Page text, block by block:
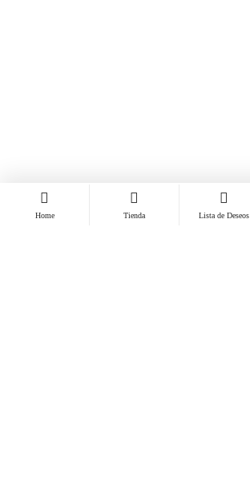
Home Tienda Lista de Deseos